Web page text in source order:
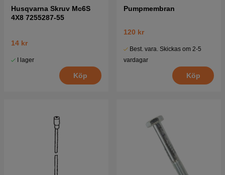
Husqvarna Skruv Mc6S
4X8 7255287-55
14 kr
I lager
Köp
Pumpmembran
120 kr
Best. vara. Skickas om 2-5
vardagar
Köp